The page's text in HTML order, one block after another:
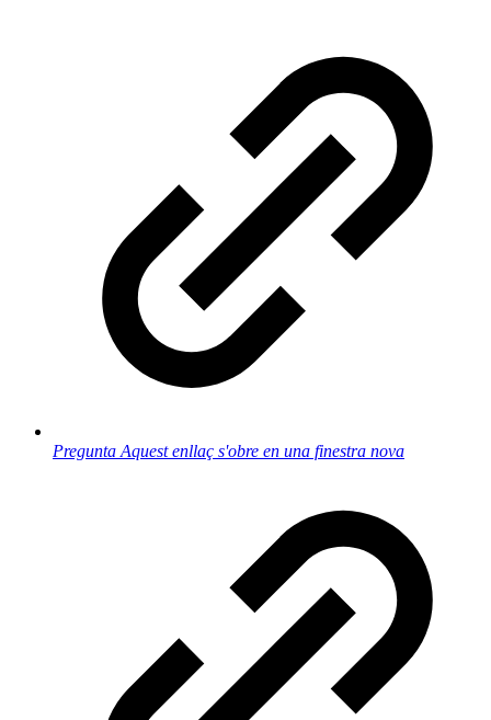
Pregunta Aquest enllaç s'obre en una finestra nova